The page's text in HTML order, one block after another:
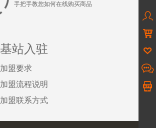




手把手教您如何在线购买商品
基站入驻
加盟要求
加盟流程说明
加盟联系方式